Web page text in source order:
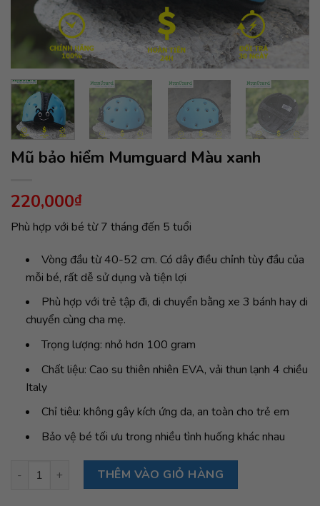
Mũ bảo hiểm Mumguard Màu xanh
220,000₫
Phù hợp với bé từ 7 tháng đến 5 tuổi
Vòng đầu từ 40-52 cm. Có dây điều chỉnh tùy đầu của
mỗi bé, rất dễ sử dụng và tiện lợi
Phù hợp với trẻ tập đi, di chuyển bằng xe 3 bánh hay di
chuyển cùng cha mẹ.
Trọng lượng: nhỏ hơn 100 gram
Chất liệu: Cao su thiên nhiên EVA, vải thun lạnh 4 chiều
Italy
Chỉ tiêu: không gây kích ứng da, an toàn cho trẻ em
Bảo vệ bé tối ưu trong nhiều tình huống khác nhau
Mũ bảo hiểm Mumguard Màu xanh số lượng
THÊM VÀO GIỎ HÀNG